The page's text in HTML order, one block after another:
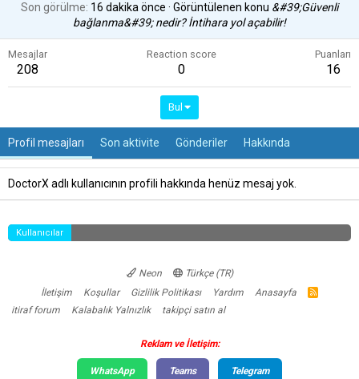
Son görülme 16 dakika önce · Görüntülenen konu &#39;Güvenli
bağlanma&#39; nedir? İntihara yol açabilir!
Mesajlar
208
Reaction score
0
Puanları
16
Bul
Profil mesajları Son aktivite Gönderiler Hakkında
DoctorX adlı kullanıcının profili hakkında henüz mesaj yok.
Kullanıcılar
Neon
Türkçe (TR)
İletişim
Koşullar Gizlilik Politikası Yardım Anasayfa
R
itiraf forum Kalabalık Yalnızlık takipçi satın al
Reklam ve İletişim:
WhatsApp Teams Telegram